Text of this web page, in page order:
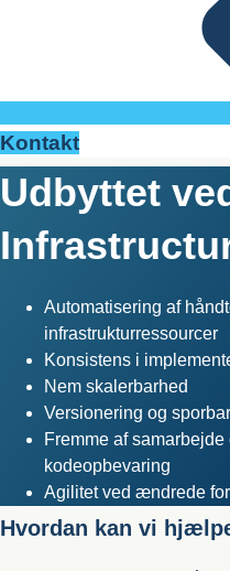
Kontakt
Udbyttet
Automatisering af
infrastrukturressourcer
Konsistens i
Nem skalerbarhed
Versionering og
Fremme af
kodeopbevaring
Agilitet ved ændrede
Hvordan kan vi